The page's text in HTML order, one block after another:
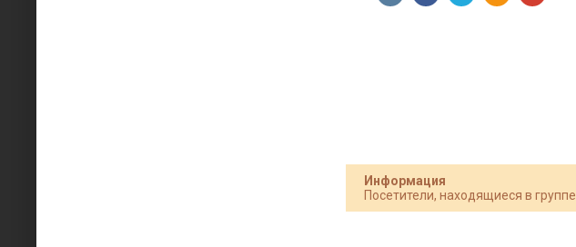
Информация
Посетители, находящиеся в группе